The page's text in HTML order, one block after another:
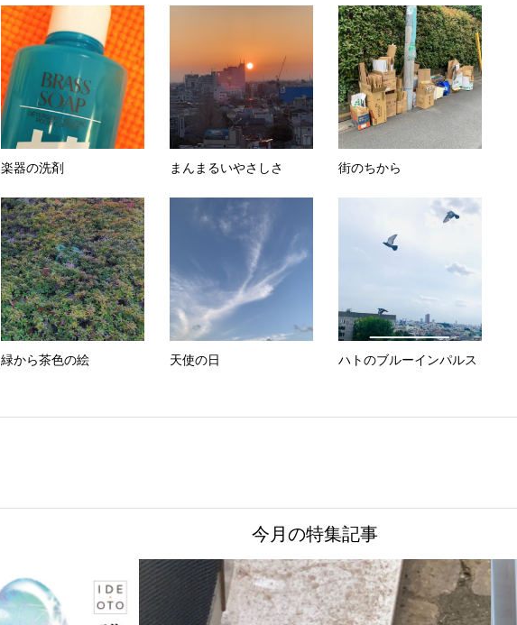
楽器の洗剤 まんまるいやさしさ 街のちから
緑から茶色の絵 天使の日 ハトのブルーインパルス
今月の特集記事